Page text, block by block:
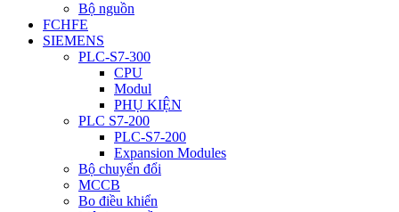
Bộ nguồn
FCHFE
SIEMENS
PLC-S7-300
CPU
Modul
PHỤ KIỆN
PLC S7-200
PLC-S7-200
Expansion Modules
Bộ chuyển đổi
MCCB
Bo điều khiển